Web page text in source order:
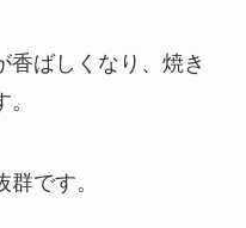
香ばしくなり、焼き
です。